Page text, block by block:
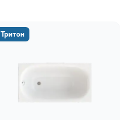
Тритон